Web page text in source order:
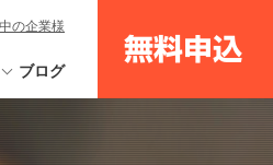
ブログ
無料申込
の企業様